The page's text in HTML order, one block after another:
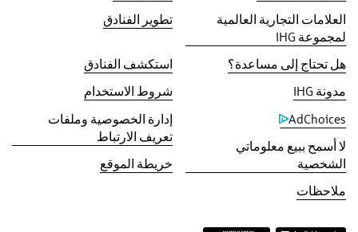
العلامات التجارية العالمية
لمجموعة IHG
تطوير الفنادق
هل تحتاج إلى مساعدة؟
استكشف الفنادق
مدونة IHG
شروط الاستخدام
AdChoices
إدارة الخصوصية وملفات
تعريف الارتباط
لا أسمح ببيع معلوماتي
الشخصية
خريطة الموقع
ملاحظات
ميزة الحجز معنا
ضمان أفضل سعر
‫نعدك بالحصول على أقل سعر متاح على الإنترنت، أو
مطابقة سعرنا لأقل سعر عثرت عليه، بالإضافة إلى
حصولك على 5 أضعاف نقاطك في برنامج مكافآت
IHG® One Rewards، بحد أقصى 40,000 نقطة.
ضمان الحجز عبر الإنترنت
غرفتك مضمونة.